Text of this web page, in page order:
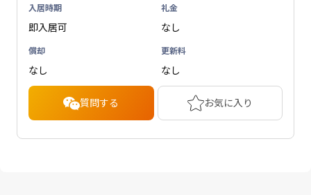
入居時期
即入居可
礼金
なし
償却
なし
更新料
なし
質問する お気に入り